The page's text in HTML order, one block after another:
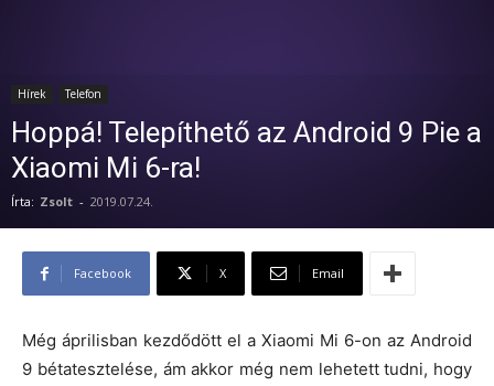
Hírek Telefon
Hoppá! Telepíthető az Android 9 Pie a
Xiaomi Mi 6-ra!
Írta: Zsolt - 2019.07.24.
Facebook X Email
Még áprilisban kezdődött el a Xiaomi Mi 6-on az Android
9 bétatesztelése, ám akkor még nem lehetett tudni, hogy